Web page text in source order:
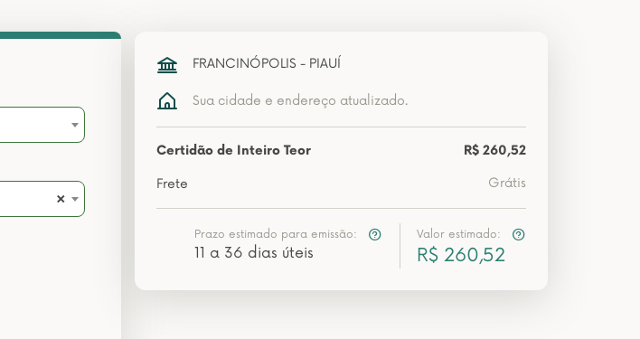
×
FRANCINÓPOLIS - PIAUÍ
Sua cidade e endereço atualizado.
Certidão de Inteiro Teor R$ 260,52
Frete Grátis
Prazo estimado para emissão:
11 a 36 dias úteis
Valor estimado:
R$ 260,52